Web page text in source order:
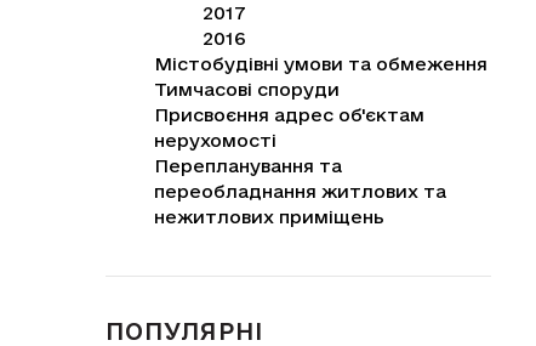
2017
2016
Містобудівні умови та обмеження
Тимчасові споруди
Присвоєння адрес об'єктам
нерухомості
Перепланування та
переобладнання житлових та
нежитлових приміщень
ПОПУЛЯРНІ